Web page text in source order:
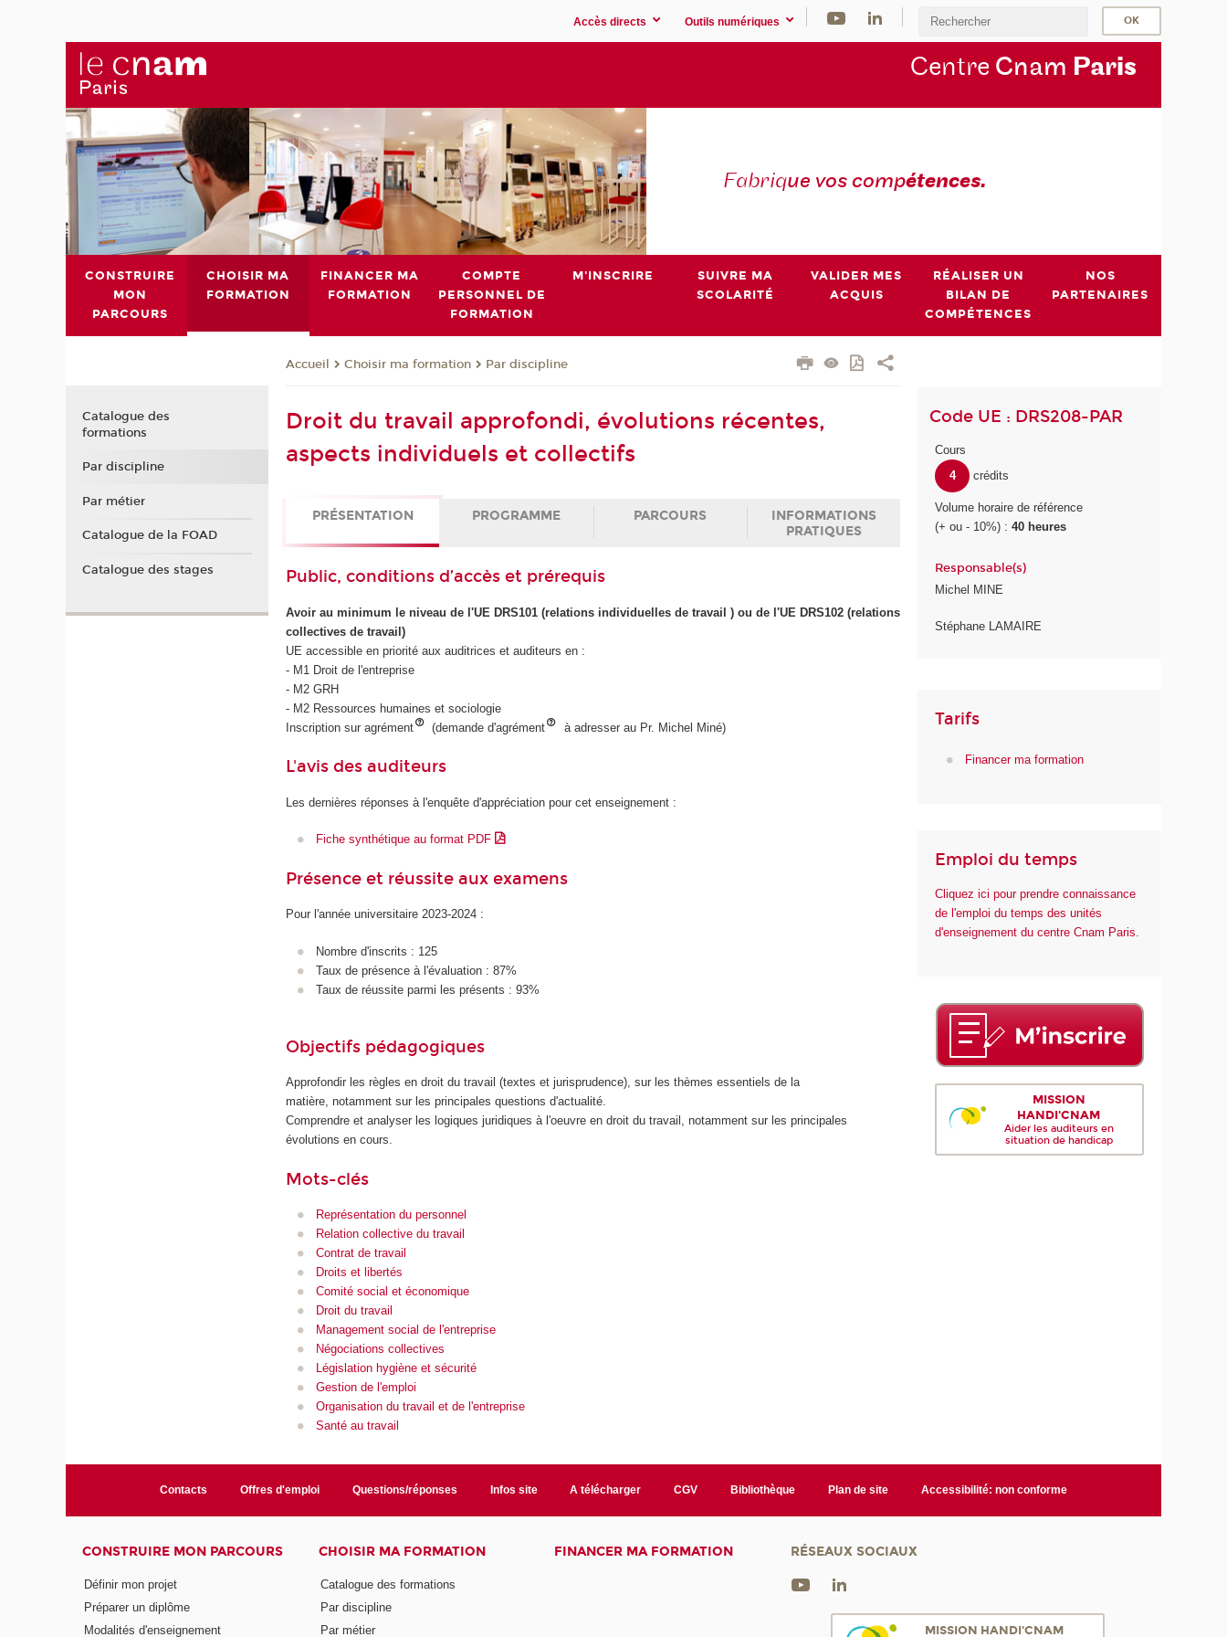
Accès directs Outils numériques
Centre Cnam Paris
Fabrique vos compétences.
CONSTRUIRE
MON
PARCOURS
CHOISIR MA
FORMATION
FINANCER MA
FORMATION
COMPTE
PERSONNEL DE
FORMATION
M'INSCRIRE
SUIVRE MA
SCOLARITÉ
VALIDER MES
ACQUIS
RÉALISER UN
BILAN DE
COMPÉTENCES
NOS
PARTENAIRES
Accueil Choisir ma formation Par discipline
Droit du travail approfondi, évolutions récentes,
aspects individuels et collectifs
PRÉSENTATION PROGRAMME PARCOURS
INFORMATIONS
PRATIQUES
Public, conditions d’accès et prérequis
Avoir au minimum le niveau de l'UE DRS101 (relations individuelles de travail ) ou de l'UE DRS102 (relations
collectives de travail)
UE accessible en priorité aux auditrices et auditeurs en :
- M1 Droit de l'entreprise
- M2 GRH
- M2 Ressources humaines et sociologie
Inscription sur agrément
(demande d'agrément à adresser au Pr. Michel Miné)
L'avis des auditeurs
Les dernières réponses à l'enquête d'appréciation pour cet enseignement :
Fiche synthétique au format PDF
Présence et réussite aux examens
Pour l'année universitaire 2023-2024 :
Nombre d'inscrits : 125
Taux de présence à l'évaluation : 87%
Taux de réussite parmi les présents : 93%
Objectifs pédagogiques
Approfondir les règles en droit du travail (textes et jurisprudence), sur les thèmes essentiels de la
matière, notamment sur les principales questions d'actualité.
Comprendre et analyser les logiques juridiques à l'oeuvre en droit du travail, notamment sur les principales
évolutions en cours.
Mots-clés
Représentation du personnel
Relation collective du travail
Contrat de travail
Droits et libertés
Comité social et économique
Droit du travail
Management social de l'entreprise
Négociations collectives
Législation hygiène et sécurité
Gestion de l'emploi
Organisation du travail et de l'entreprise
Santé au travail
Code UE : DRS208-PAR
Cours
4
crédits
Volume horaire de référence
(+ ou - 10%) :40 heures
Responsable(s)
Michel MINE
Stéphane LAMAIRE
Tarifs
Financer ma formation
Emploi du temps
Cliquez ici pour prendre connaissance
de l'emploi du temps des unités
d'enseignement du centre Cnam Paris.
MISSION
HANDI'CNAM
Aider les auditeurs en
situation de handicap
Catalogue des
formations
Par discipline
Par métier
Catalogue de la FOAD
Catalogue des stages
Contacts Offres d'emploi Questions/réponses Infos site A télécharger CGV Bibliothèque Plan de site Accessibilité: non conforme
CONSTRUIRE MON PARCOURS
Définir mon projet
Préparer un diplôme
Modalités d'enseignement
CHOISIR MA FORMATION
Catalogue des formations
Par discipline
Par métier
FINANCER MA FORMATION RÉSEAUX SOCIAUX
MISSION HANDI'CNAM